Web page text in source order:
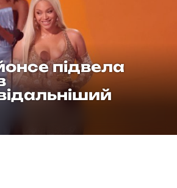
підвела